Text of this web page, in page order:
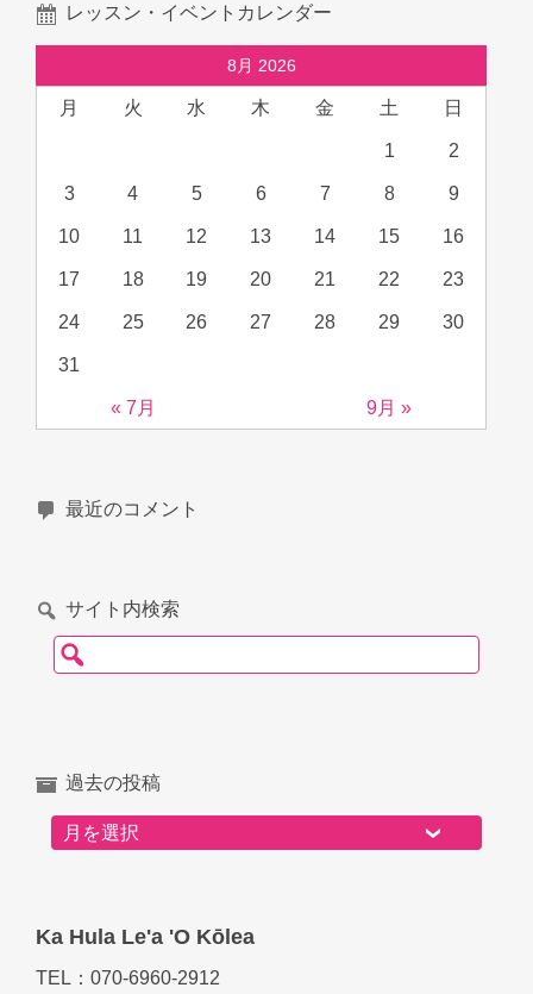
レッスン・イベントカレンダー
8月 2026
月 火 水 木 金 土 日
« 7月 9月 »
1 2
3 4 5 6 7 8 9
10 11 12 13 14 15 16
17 18 19 20 21 22 23
24 25 26 27 28 29 30
31
最近のコメント
サイト内検索
検索:
過去の投稿
過去の投稿
Ka Hula Le'a 'O Kōlea
TEL：070-6960-2912